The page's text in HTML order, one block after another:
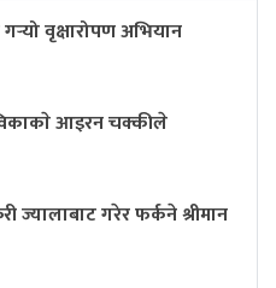
वृक्षारोपण अभियान
आइरन चक्कीले
ज्यालाबाट गरेर फर्कने श्रीमान